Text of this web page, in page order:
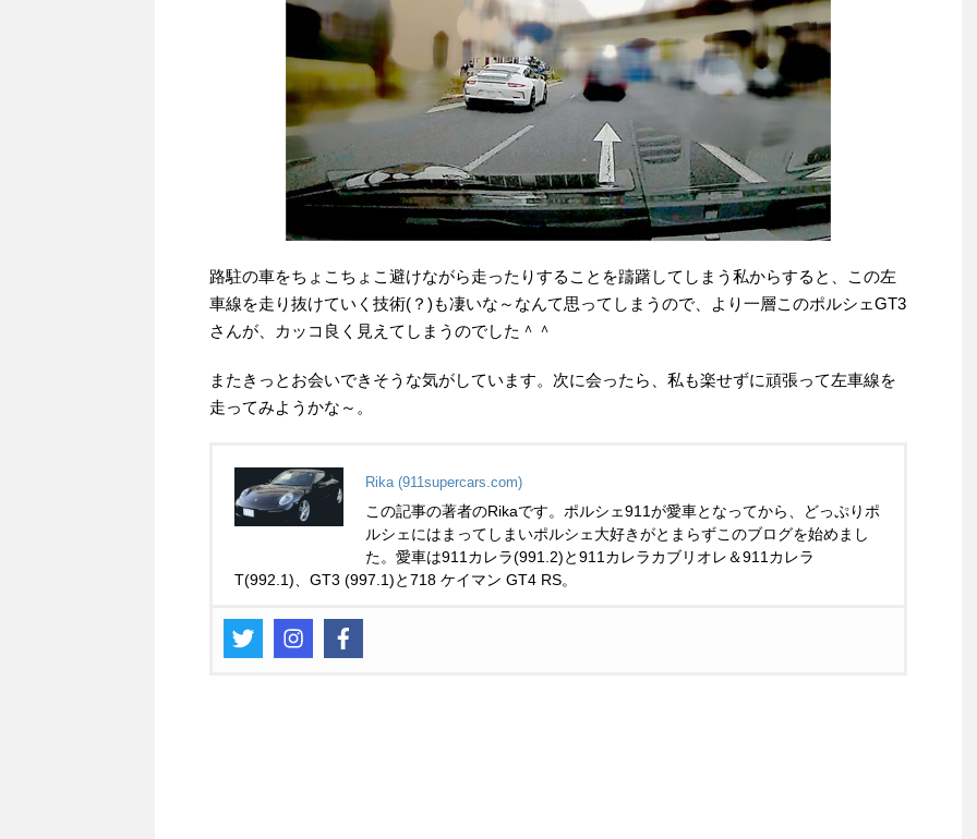
路駐の車をちょこちょこ避けながら走ったりすることを躊躇してしまう私からすると、この左
車線を走り抜けていく技術(？)も凄いな～なんて思ってしまうので、より一層このポルシェGT3
さんが、カッコ良く見えてしまうのでした＾＾
またきっとお会いできそうな気がしています。次に会ったら、私も楽せずに頑張って左車線を
走ってみようかな～。
Rika (911supercars.com)
この記事の著者のRikaです。ポルシェ911が愛車となってから、どっぷりポ
ルシェにはまってしまいポルシェ大好きがとまらずこのブログを始めまし
た。愛車は911カレラ(991.2)と911カレラカブリオレ＆911カレラ
T(992.1)、GT3 (997.1)と718 ケイマン GT4 RS。